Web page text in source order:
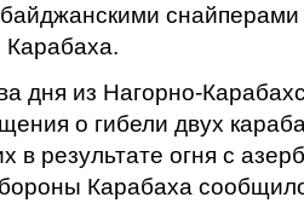
дня из Нагорно-
о гибели двух
в результате огня с
Карабаха